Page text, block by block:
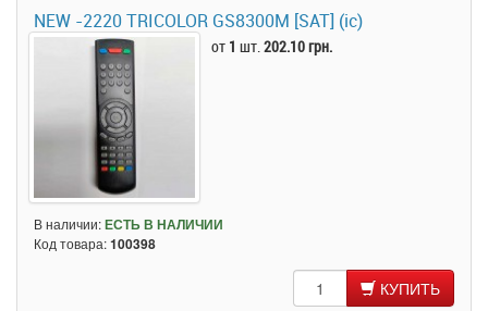
NEW -2220 TRICOLOR GS8300M [SAT] (ic)
от 1 шт.202.10 грн.
В наличии:ЕСТЬ В НАЛИЧИИ
Код товара:100398
КУПИТЬ